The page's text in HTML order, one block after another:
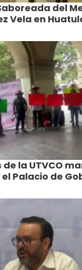
del
Vela en
la UTVCO
Palacio de